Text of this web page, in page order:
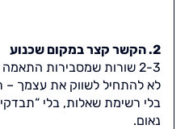
2. הקשר קצר במקום שכנוע
2-3 שורות שמסבירות התאמה בסיסית.
לא להתחיל לשווק את עצמך –
בלי רשימת שאלות, בלי
נאום.